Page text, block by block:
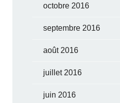
octobre 2016
septembre 2016
août 2016
juillet 2016
juin 2016